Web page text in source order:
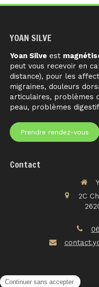
YOAN SILVE
Yoan Silve est
peut vous recevoir en
distance), pour les
migraines, douleurs
articulaires, problèmes
peau, problèmes
Prendre rendez-vous
Contact
2C